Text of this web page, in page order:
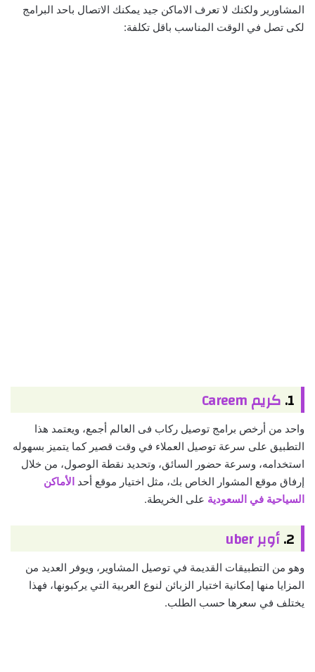
المشاورير ولكنك لا تعرف الاماكن جيد يمكنك الاتصال باحد البرامج
لكى تصل في الوقت المناسب باقل تكلفة:
1. كريم Careem
واحد من أرخص برامج توصيل ركاب فى العالم أجمع، ويعتمد هذا
التطبيق على سرعة توصيل العملاء في وقت قصير كما يتميز بسهوله
استخدامه، وسرعة حضور السائق، وتحديد نقطة الوصول، من خلال
إرفاق موقع المشوار الخاص بك، مثل اختيار موقع أحد الأماكن
السياحية في السعودية على الخريطة.
2. أوبر uber
وهو من التطبيقات القديمة في توصيل المشاوير، ويوفر العديد من
المزايا منها إمكانية اختيار الزبائن لنوع العربية التي يركبونها، فهذا
يختلف في سعرها حسب الطلب.